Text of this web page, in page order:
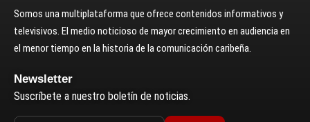
Somos una multiplataforma que ofrece contenidos informativos y
televisivos. El medio noticioso de mayor crecimiento en audiencia en
el menor tiempo en la historia de la comunicación caribeña.
Newsletter
Suscríbete a nuestro boletín de noticias.